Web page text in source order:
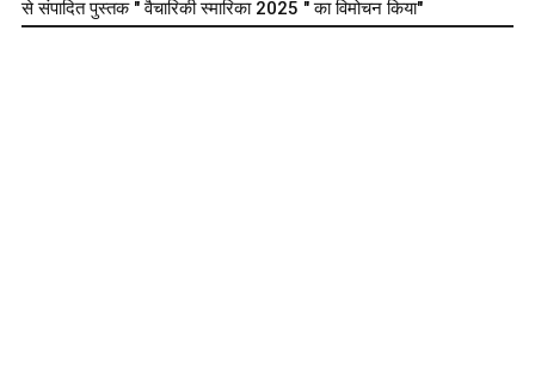
से संपादित पुस्तक " वैचारिकी स्मारिका 2025 " का विमोचन किया"